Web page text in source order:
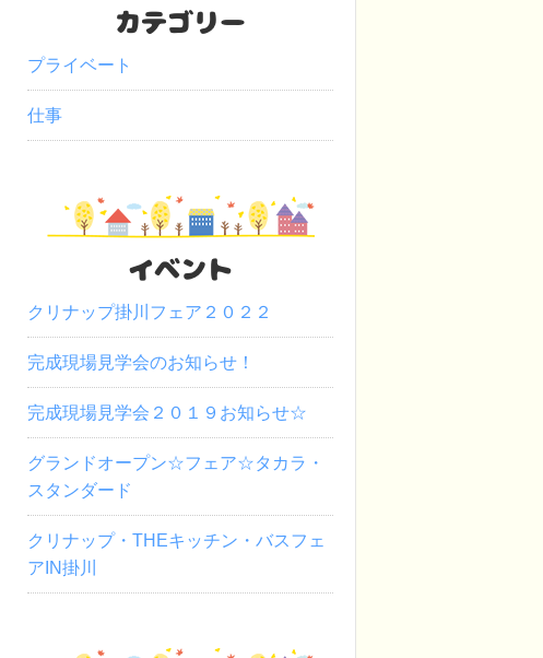
カテゴリー
プライベート
仕事
イベント
クリナップ掛川フェア２０２２
完成現場見学会のお知らせ！
完成現場見学会２０１９お知らせ☆
グランドオープン☆フェア☆タカラ・
スタンダード
クリナップ・THEキッチン・バスフェ
アIN掛川